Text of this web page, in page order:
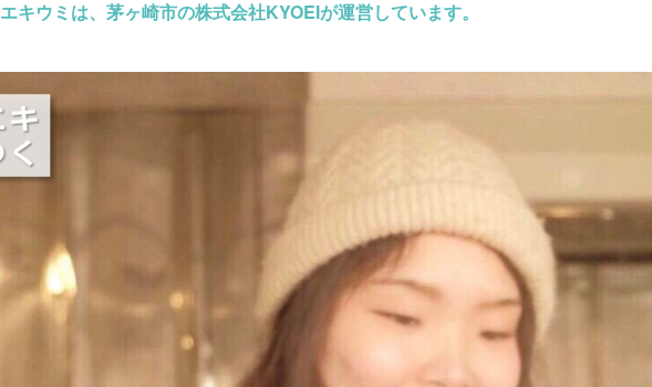
エキウミは、茅ヶ崎市の株式会社KYOEIが運営しています。